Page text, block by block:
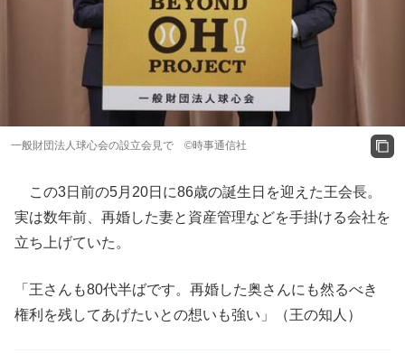
一般財団法人球心会の設立会見で ©時事通信社
この3日前の5月20日に86歳の誕生日を迎えた王会長。
実は数年前、再婚した妻と資産管理などを手掛ける会社を
立ち上げていた。
「王さんも80代半ばです。再婚した奥さんにも然るべき
権利を残してあげたいとの想いも強い」（王の知人）